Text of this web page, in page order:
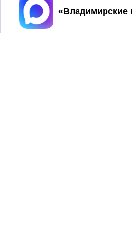
Главный редактор: Мазов С. А.
Телефон редакции:
Принять